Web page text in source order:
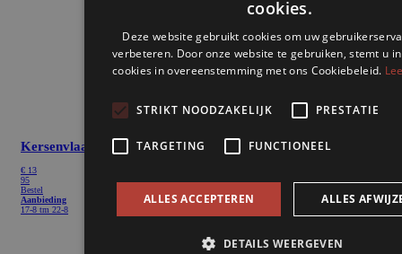
Kersenvlaai
€ 13
95
Bestel
Aanbieding
17-8 tm 22-8